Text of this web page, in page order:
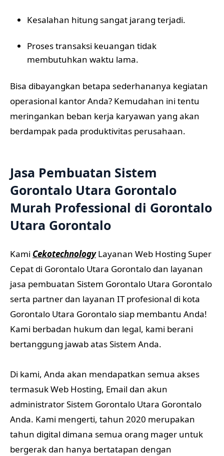
Kesalahan hitung sangat jarang terjadi.
Proses transaksi keuangan tidak
membutuhkan waktu lama.
Bisa dibayangkan betapa sederhananya kegiatan
operasional kantor Anda? Kemudahan ini tentu
meringankan beban kerja karyawan yang akan
berdampak pada produktivitas perusahaan.
Jasa Pembuatan Sistem
Gorontalo Utara Gorontalo
Murah Professional di Gorontalo
Utara Gorontalo
Kami CekotechnologyLayanan Web Hosting Super
Cepat di Gorontalo Utara Gorontalo dan layanan
jasa pembuatan Sistem Gorontalo Utara Gorontalo
serta partner dan layanan IT profesional di kota
Gorontalo Utara Gorontalo siap membantu Anda!
Kami berbadan hukum dan legal, kami berani
bertanggung jawab atas Sistem Anda.
Di kami, Anda akan mendapatkan semua akses
termasuk Web Hosting, Email dan akun
administrator Sistem Gorontalo Utara Gorontalo
Anda. Kami mengerti, tahun 2020 merupakan
tahun digital dimana semua orang mager untuk
bergerak dan hanya bertatapan dengan